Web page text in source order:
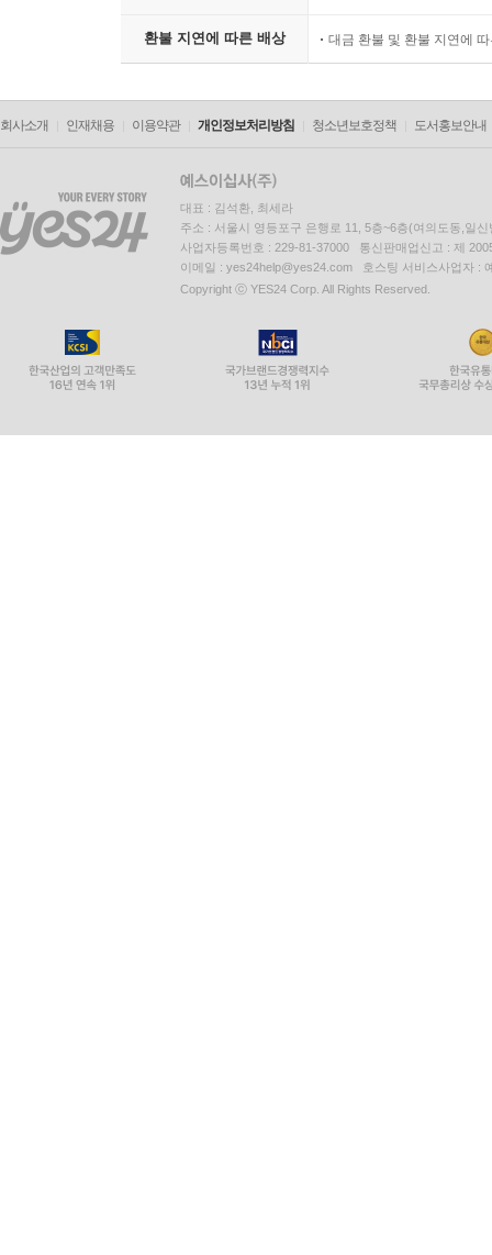
환불 지연에 따른 배상 대금 환불 및 환불 지연에
회사소개 인재채용 이용약관 개인정보처리방침 청소년보호정책 도서홍보안내
대표 : 김석환, 최세라
주소 : 서울시 영등포구 은행로 11, 5층~6층(여의도동,일신
사업자등록번호 : 229-81-37000 통신판매업신고 : 제
이메일 : yes24help@yes24.com 호스팅 서비스사업자 :
Copyright ⓒ YES24 Corp. All Rights Reserved.